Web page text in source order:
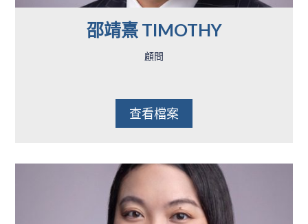
邵靖熹 TIMOTHY
顧問
查看檔案